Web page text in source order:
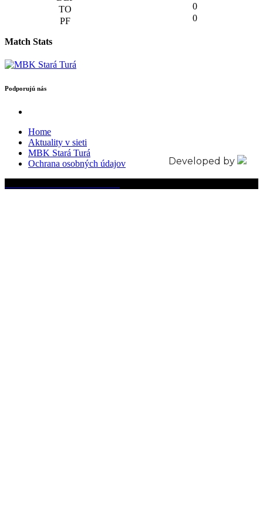
0
0
Match Stats
Podporujú nás
Home
Aktuality v sieti
MBK Stará Turá
Ochrana osobných údajov
Developed by